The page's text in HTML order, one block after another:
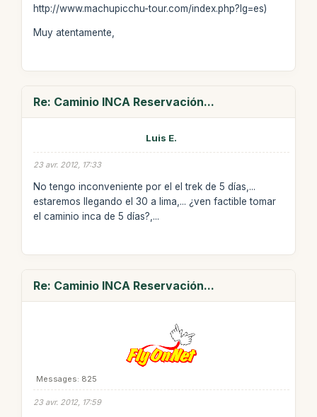
http://www.machupicchu-tour.com/index.php?lg=es)
Muy atentamente,
Re: Caminio INCA Reservación...
Luis E.
23 avr. 2012, 17:33
No tengo inconveniente por el el trek de 5 días,...
estaremos llegando el 30 a lima,... ¿ven factible tomar
el caminio inca de 5 días?,...
Re: Caminio INCA Reservación...
Messages: 825
23 avr. 2012, 17:59